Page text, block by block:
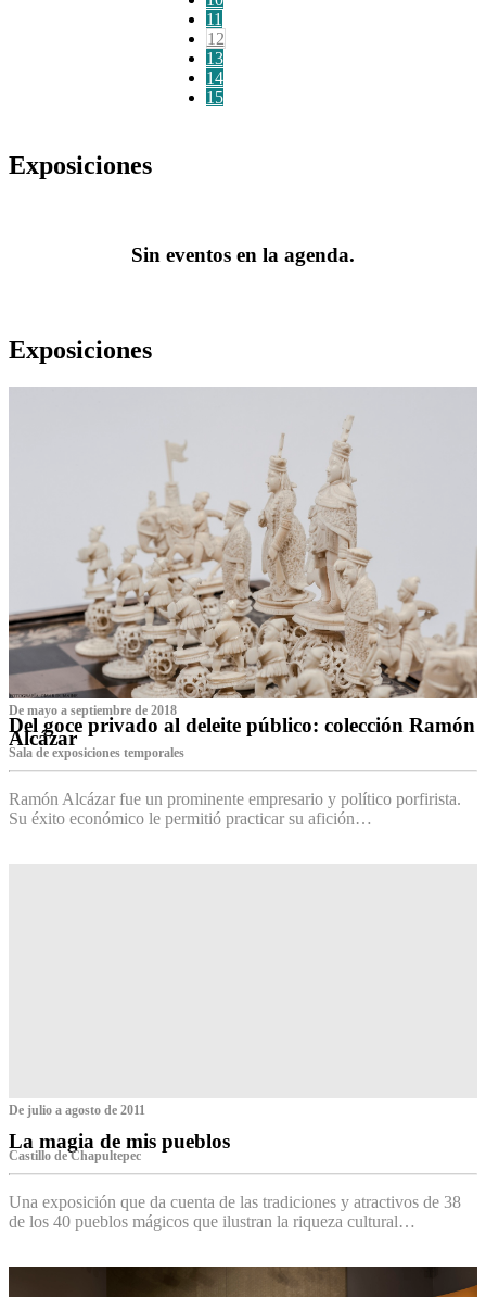
11
12
13
14
15
Exposiciones
Sin eventos en la agenda.
Exposiciones
De mayo a septiembre de 2018
Del goce privado al deleite público: colección Ramón
Alcázar
Sala de exposiciones temporales
Ramón Alcázar fue un prominente empresario y político porfirista.
Su éxito económico le permitió practicar su afición…
De julio a agosto de 2011
La magia de mis pueblos
Castillo de Chapultepec
Una exposición que da cuenta de las tradiciones y atractivos de 38
de los 40 pueblos mágicos que ilustran la riqueza cultural…